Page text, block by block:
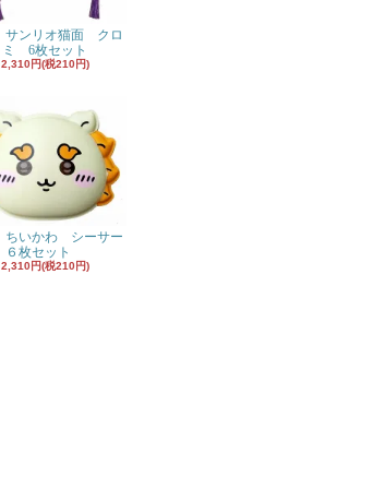
ンリオ猫面 クロ
ミ 6枚セット
2,310円(税210円)
いかわ シーサー
６枚セット
2,310円(税210円)